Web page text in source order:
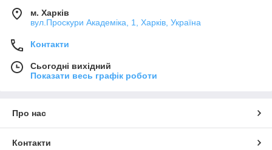
м. Харків
вул.Проскури Академіка, 1, Харків, Україна
Контакти
Сьогодні вихідний
Показати весь графік роботи
Про нас
Контакти